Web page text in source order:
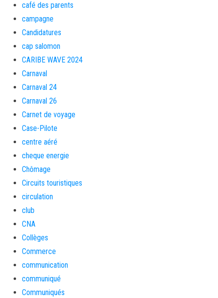
café des parents
campagne
Candidatures
cap salomon
CARIBE WAVE 2024
Carnaval
Carnaval 24
Carnaval 26
Carnet de voyage
Case-Pilote
centre aéré
cheque energie
Chômage
Circuits touristiques
circulation
club
CNA
Collèges
Commerce
communication
communiqué
Communiqués